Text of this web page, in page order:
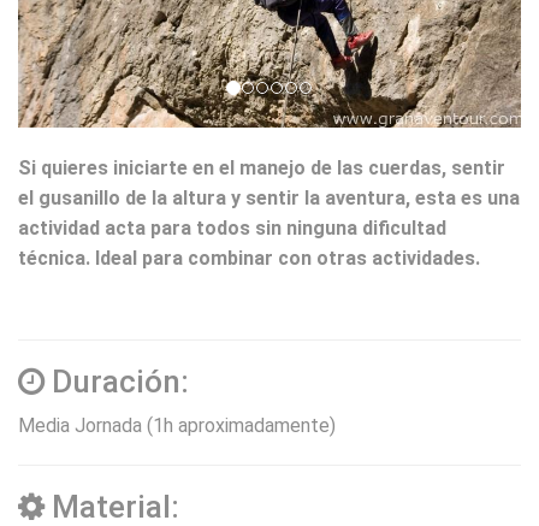
Si quieres iniciarte en el manejo de las cuerdas, sentir
el gusanillo de la altura y sentir la aventura, esta es una
actividad acta para todos sin ninguna dificultad
técnica. Ideal para combinar con otras actividades.
Duración:
Media Jornada (1h aproximadamente)
Material: